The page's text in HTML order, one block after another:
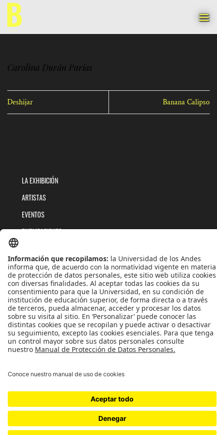
Saltar
contenido
Carolina Durán Parias
Deshijar Banana Calipso
LA EXHIBICIÓN
ARTISTAS
EVENTOS
PUBLICACIONES
POLÍTICAS DE TRATAMIENTOS DE DATOS
TÉRMINOS Y CONDICIONES
Reconocimiento como Universidad: Decreto 1297 del 30 de mayo de 1964.